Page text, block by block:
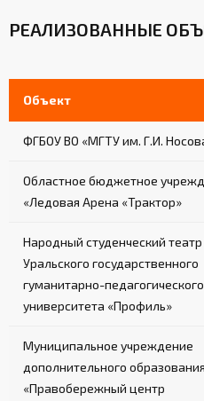
РЕАЛИЗОВАННЫЕ
Объект
ФГБОУ ВО «МГТУ им. Г.И.
Областное бюджетное
«Ледовая Арена «Трактор»
Народный студенческий
Уральского государственного
гуманитарно-педагогического
университета «Профиль»
Муниципальное учреждение
дополнительного образования
«Правобережный центр